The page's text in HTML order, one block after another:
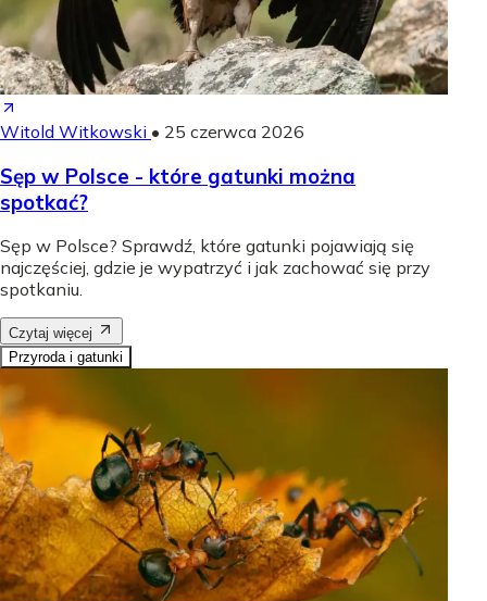
Witold Witkowski • 25 czerwca 2026
Sęp w Polsce - które gatunki można
spotkać?
Sęp w Polsce? Sprawdź, które gatunki pojawiają się
najczęściej, gdzie je wypatrzyć i jak zachować się przy
spotkaniu.
Czytaj więcej
Przyroda i gatunki